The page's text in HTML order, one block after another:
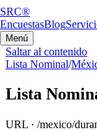
SRC®
EncuestasBlog
Menú
Saltar al contenido
Lista Nominal/
Lista
URL · /mexico/